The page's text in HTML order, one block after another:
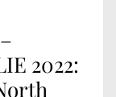
2022: